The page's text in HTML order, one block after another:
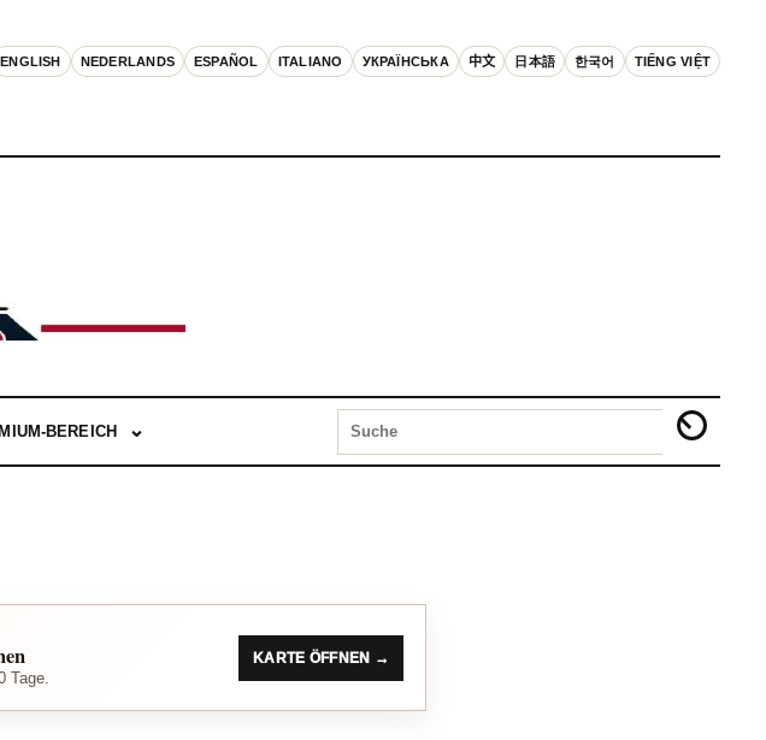
ENGLISH NEDERLANDS ESPAÑOL ITALIANO УКРАЇНСЬКА 中文 日本語 한국어 TIẾNG VIỆT
BEREICH
Tage.
KARTE ÖFFNEN →